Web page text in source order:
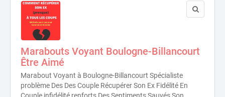
Marabouts Voyant Boulogne-Billancourt
Être Aimé
Marabout Voyant à Boulogne-Billancourt Spécialiste
problème Des Des Couple Récupérer Son Ex Fidélité En
Couple infidélité renforts Des Sentiments Sauvés Son